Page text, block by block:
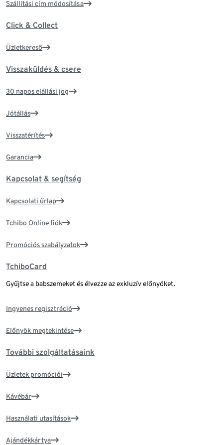
Szállítási cím módosítása
Click & Collect
Üzletkereső
Visszaküldés & csere
30 napos elállási jog
Jótállás
Visszatérítés
Garancia
Kapcsolat & segítség
Kapcsolati űrlap
Tchibo Online fiók
Promóciós szabályzatok
TchiboCard
Gyűjtse a babszemeket és élvezze az exkluzív előnyöket.
Ingyenes regisztráció
Előnyök megtekintése
További szolgáltatásaink
Üzletek promóciói
Kávébár
Használati utasítások
Ajándékkártya